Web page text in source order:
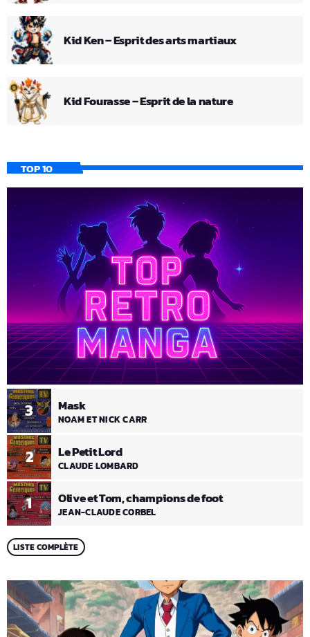
Kid Ken – Esprit des arts martiaux
Kid Fourasse – Esprit de la nature
TOP 10
1 Olive et Tom, champions de foot
JEAN-CLAUDE CORBEL
2 Le Petit Lord
CLAUDE LOMBARD
3 Mask
NOAM ET NICK CARR
LISTE COMPLÈTE